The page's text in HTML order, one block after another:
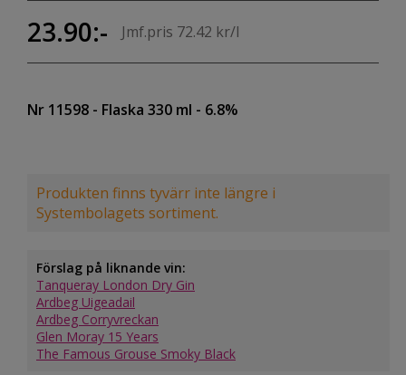
23.90:- Jmf.pris 72.42 kr/l
Nr 11598 - Flaska 330 ml - 6.8%
Produkten finns tyvärr inte längre i
Systembolagets sortiment.
Förslag på liknande vin:
Tanqueray London Dry Gin
Ardbeg Uigeadail
Ardbeg Corryvreckan
Glen Moray 15 Years
The Famous Grouse Smoky Black